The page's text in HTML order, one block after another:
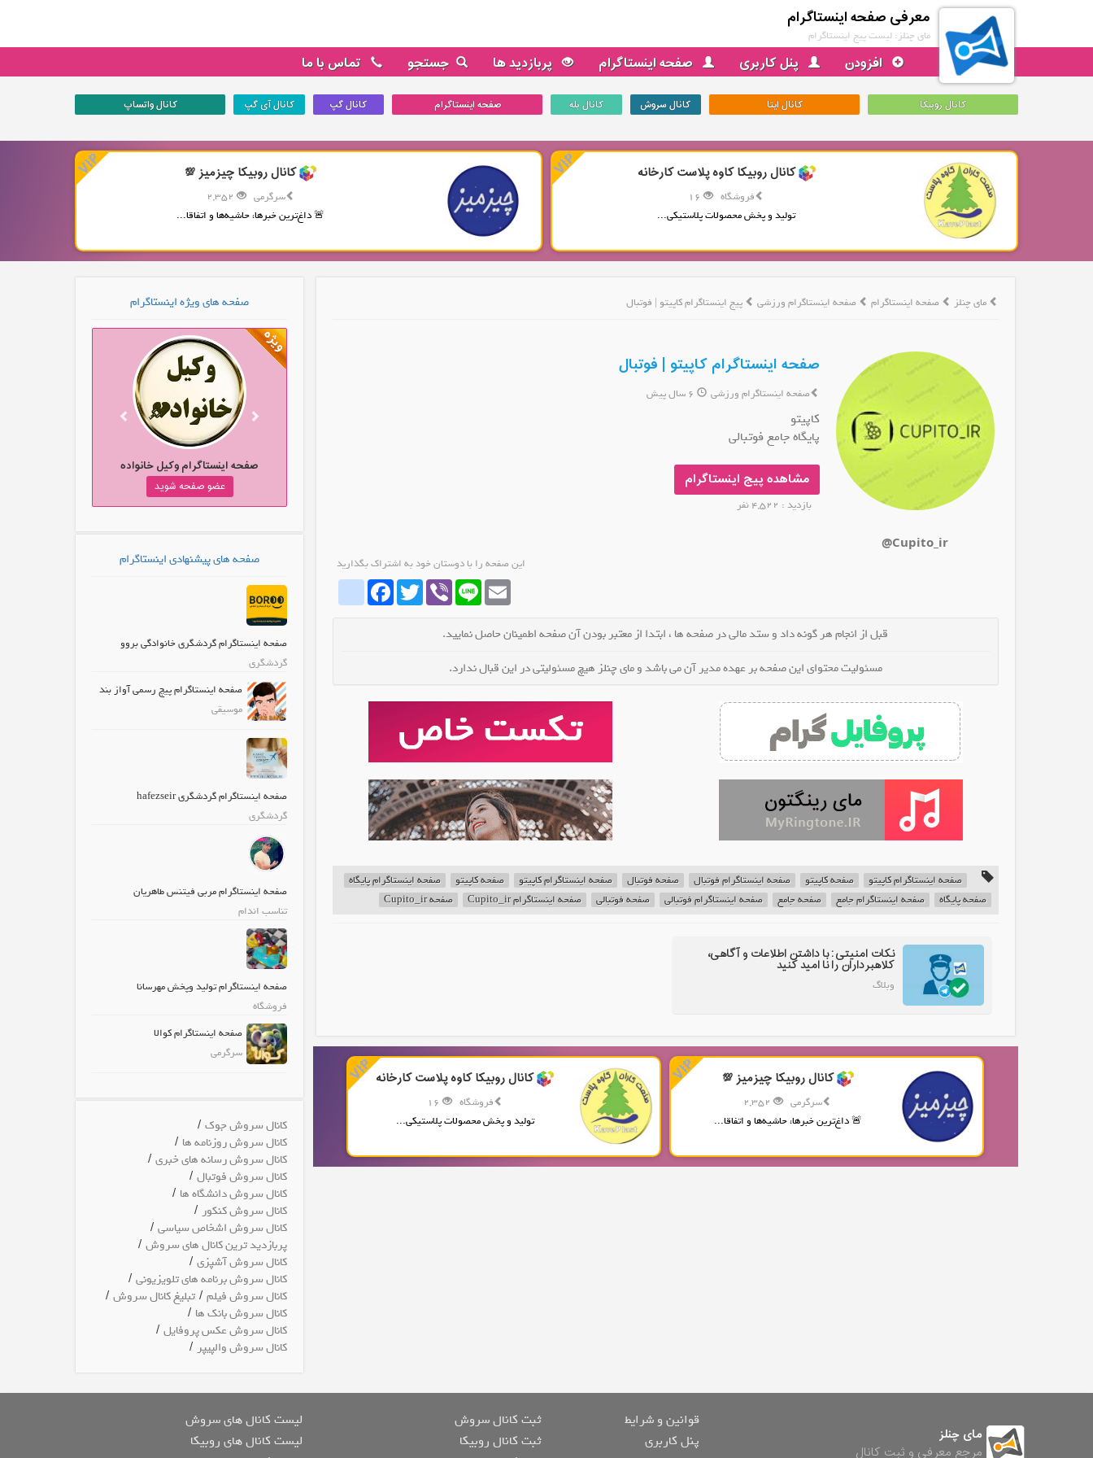
معرفی صفحه اینستاگرام
مای چنلز: لیست پیج اینستاگرام
افزودن پنل کاربری صفحه اینستاگرام پربازدید ها جستجو تماس با ما
کانال روبیکا کانال ایتا کانال سروش کانال بله صفحه اینستاگرام کانال گپ کانال آی گپ کانال واتساپ
کانال روبیکا کاوه پلاست کارخانه
فروشگاه
16
تولید و پخش محصولات پلاستیکی...
کانال روبیکا چیزمیز 💯
سرگرمی
🚨 داغ‌ترین خبرها، حاشیه‌ها و اتفاقا...
مای چنلز صفحه اینستاگرام صفحه اینستاگرام ورزشی پیج اینستاگرام کاپیتو | فوتبال
@Cupito_ir
صفحه اینستاگرام کاپیتو | فوتبال
صفحه اینستاگرام ورزشی
کاپیتو
پایگاه جامع فوتبالی
مشاهده پیج اینستاگرام
بازدید : 4,522 نفر
این صفحه را با دوستان خود به اشتراک بگذارید
whatinstagramFacebookTwitter Viber Line Email
قبل از انجام هر گونه داد و ستد مالی در صفحه ها ، ابتدا از معتبر بودن آن صفحه اطمینان حاصل نمایید.
مسئولیت محتوای این صفحه بر عهده مدیر آن می باشد و مای چنلز هیچ مسئولیتی در این قبال ندارد.
صفحه اینستاگرام کاپیتو صفحه کاپیتو صفحه اینستاگرام فوتبال صفحه فوتبال صفحه اینستاگرام کاپیتو صفحه کاپیتو
صفحه اینستاگرام پایگاه
صفحه پایگاه
صفحه اینستاگرام جامع صفحه جامع صفحه اینستاگرام فوتبالی صفحه فوتبالی صفحه اینستاگرام Cupito_ir صفحه Cupito_ir
نکات امنیتی: با داشتن اطلاعات و آگاهی،
کلاهبرداران را نا امید کنید
وبلاگ
کانال روبیکا چیزمیز 💯
سرگرمی
2,352
🚨 داغ‌ترین خبرها، حاشیه‌ها و اتفاقا...
کانال روبیکا کاوه پلاست کارخانه
فروشگاه
تولید و پخش محصولات پلاستیکی...
صفحه های ویژه اینستاگرام
صفحه اینستاگرام وکیل خانواده
عضو صفحه شوید
صفحه های پیشنهادی اینستاگرام
صفحه اینستاگرام گردشگری خانوادگی بروو
گردشگری
صفحه اینستاگرام پیچ رسمی آواز بند
موسیقی
صفحه اینستاگرام گردشگری hafezseir
گردشگری
صفحه اینستاگرام مربی فیتنس طاهریان
تناسب اندام
صفحه اینستاگرام تولید وپخش مهرسانا
فروشگاه
صفحه اینستاگرام کوالا
سرگرمی
کانال سروش جوک/
کانال سروش روزنامه ها /
کانال سروش رسانه های خبری/
کانال سروش فوتبال/
کانال سروش دانشگاه ها /
کانال سروش کنکور/
کانال سروش اشخاص سیاسی/
پربازدید ترین کانال های سروش/
کانال سروش آشپزی/
کانال سروش برنامه های تلویزیونی/
کانال سروش فیلم/ تبلیغ کانال سروش/
کانال سروش بانک ها /
کانال سروش عکس پروفایل/
کانال سروش والپیپر/
مای چنلز
مرجع معرفی و ثبت کانال
قوانین و شرایط
پنل کاربری
ثبت کانال سروش
ثبت کانال روبیکا
لیست کانال های سروش
لیست کانال های روبیکا